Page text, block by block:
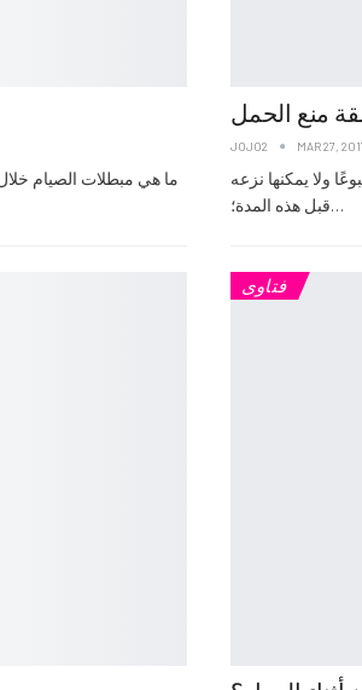
ما هي مبطلات الصيام
منع الحمل
JOJO2 MAR 27,
ولا يمكنها نزعه
قبل هذه المدة؛…
فتاوى